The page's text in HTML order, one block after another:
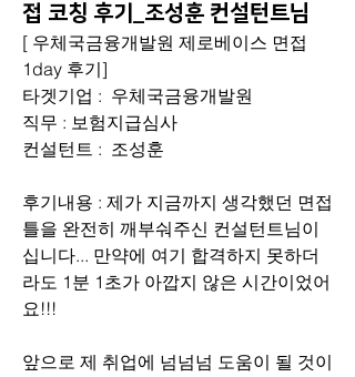
접 코칭 후기_조성훈 컨설턴트님
[ 우체국금융개발원 제로베이스 면접
1day 후기]
타겟기업 :  우체국금융개발원
직무 : 보험지급심사
컨설턴트 :  조성훈
후기내용 : 제가 지금까지 생각했던 면접
틀을 완전히 깨부숴주신 컨설턴트님이
십니다... 만약에 여기 합격하지 못하더
라도 1분 1초가 아깝지 않은 시간이었어
요!!!
앞으로 제 취업에 넘넘넘 도움이 될 것이